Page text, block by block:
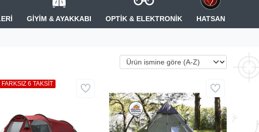
GİYİM & AYAKKABI OPTİK & ELEKTRONİK HATSAN
FARKSIZ 6 TAKSİT